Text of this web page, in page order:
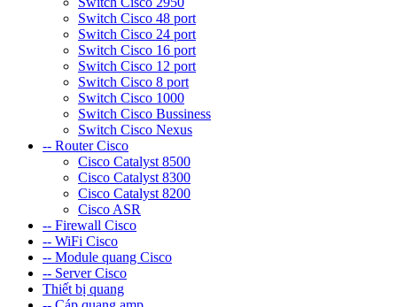
Switch Cisco 48 port
Switch Cisco 24 port
Switch Cisco 16 port
Switch Cisco 12 port
Switch Cisco 8 port
Switch Cisco 1000
Switch Cisco Bussiness
Switch Cisco Nexus
-- Router Cisco
Cisco Catalyst 8500
Cisco Catalyst 8300
Cisco Catalyst 8200
Cisco ASR
-- Firewall Cisco
-- WiFi Cisco
-- Module quang Cisco
-- Server Cisco
Thiết bị quang